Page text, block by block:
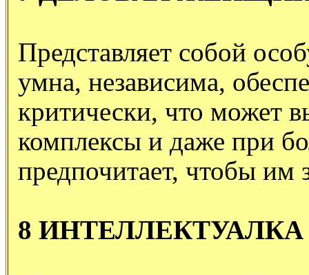
Представляет собой
умна, независима,
критически, что может
комплексы и даже при
предпочитает, чтобы им
8 ИНТЕЛЛЕКТУАЛКА